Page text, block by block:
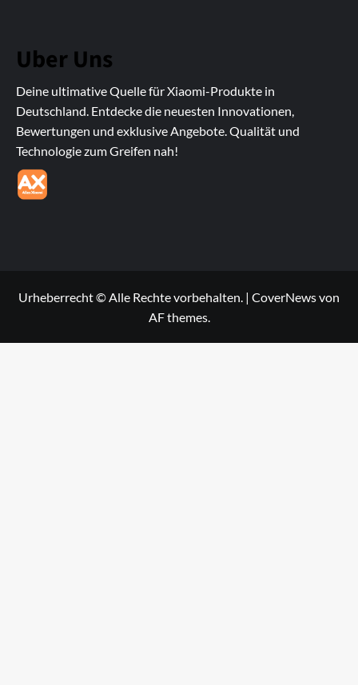
Uber Uns
Deine ultimative Quelle für Xiaomi-Produkte in
Deutschland. Entdecke die neuesten Innovationen,
Bewertungen und exklusive Angebote. Qualität und
Technologie zum Greifen nah!
Urheberrecht © Alle Rechte vorbehalten. | CoverNewsvon
AF themes.